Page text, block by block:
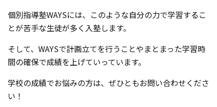
個別指導塾WAYSには、このような自分の力で学習するこ
とが苦手な生徒が多く入塾します。
そして、WAYSで計画立てを行うことやまとまった学習時
間の確保で成績を上げていっています。
学校の成績でお悩みの方は、ぜひともお問い合わせくださ
い！